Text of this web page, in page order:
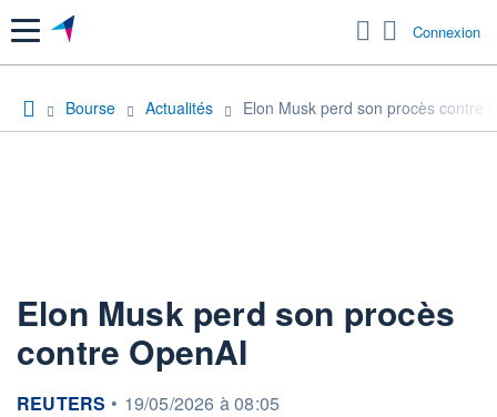
Menu Connexion
Bourse Actualités Elon Musk perd son procès contre
Elon Musk perd son procès
contre OpenAI
information fournie par
REUTERS • 19/05/2026 à 08:05